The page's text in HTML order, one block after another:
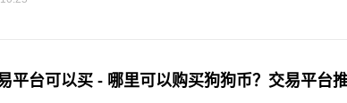
平台可以买 - 哪里可以购买狗狗币？交易平台